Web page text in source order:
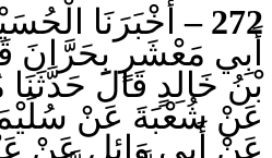
272 –
أَخْبَرَنَا
أَبِي مَعْشَرٍ بِحَرَّانَ
بْنُ خَالِدٍ قَالَ
عَنْ شُعْبَةَ عَنْ
عَنْ أَبِي وَائِلٍ عَنْ